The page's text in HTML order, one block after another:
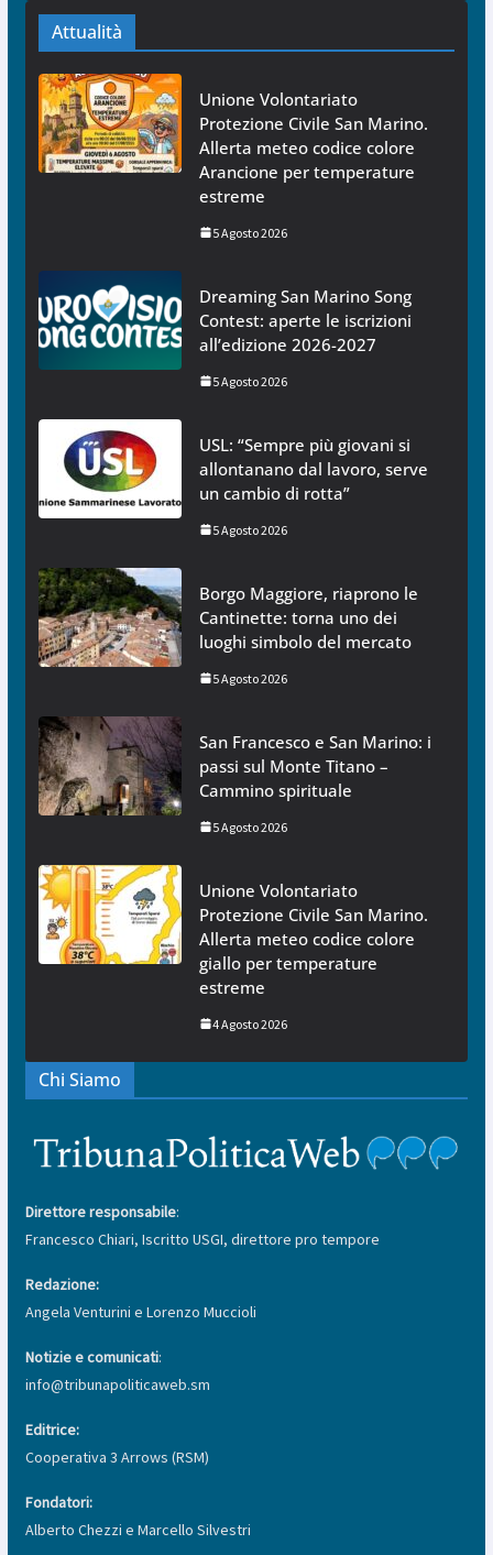
Attualità
Unione Volontariato
Protezione Civile San Marino.
Allerta meteo codice colore
Arancione per temperature
estreme
5 Agosto 2026
Dreaming San Marino Song
Contest: aperte le iscrizioni
all’edizione 2026-2027
5 Agosto 2026
USL: “Sempre più giovani si
allontanano dal lavoro, serve
un cambio di rotta”
5 Agosto 2026
Borgo Maggiore, riaprono le
Cantinette: torna uno dei
luoghi simbolo del mercato
5 Agosto 2026
San Francesco e San Marino: i
passi sul Monte Titano –
Cammino spirituale
5 Agosto 2026
Unione Volontariato
Protezione Civile San Marino.
Allerta meteo codice colore
giallo per temperature
estreme
4 Agosto 2026
Chi Siamo
Direttore responsabile:
Francesco Chiari, Iscritto USGI, direttore pro tempore
Redazione:
Angela Venturini e Lorenzo Muccioli
Notizie e comunicati:
info@tribunapoliticaweb.sm
Editrice:
Cooperativa 3 Arrows (RSM)
Fondatori:
Alberto Chezzi e Marcello Silvestri